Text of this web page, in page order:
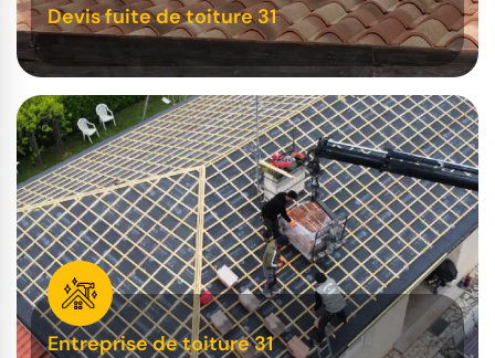
Devis fuite de toiture 31
Entreprise de toiture 31